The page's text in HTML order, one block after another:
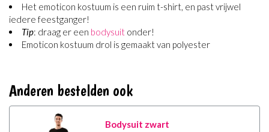
Het emoticon kostuum is een ruim t-shirt, en past vrijwel
iedere feestganger!
Tip: draag er een bodysuit onder!
Emoticon kostuum drol is gemaakt van polyester
Anderen bestelden ook
Bodysuit zwart